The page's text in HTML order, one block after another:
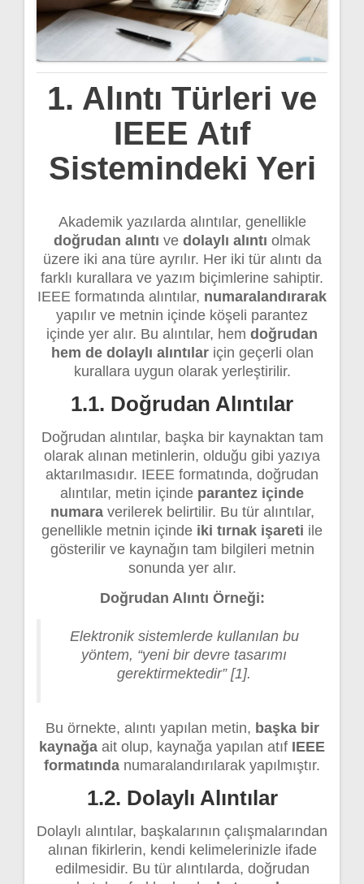
1. Alıntı Türleri ve
IEEE Atıf
Sistemindeki Yeri
Akademik yazılarda alıntılar, genellikle
doğrudan alıntı ve dolaylı alıntı olmak
üzere iki ana türe ayrılır. Her iki tür alıntı da
farklı kurallara ve yazım biçimlerine sahiptir.
IEEE formatında alıntılar, numaralandırarak
yapılır ve metnin içinde köşeli parantez
içinde yer alır. Bu alıntılar, hem doğrudan
hem de dolaylı alıntılariçin geçerli olan
kurallara uygun olarak yerleştirilir.
1.1. Doğrudan Alıntılar
Doğrudan alıntılar, başka bir kaynaktan tam
olarak alınan metinlerin, olduğu gibi yazıya
aktarılmasıdır. IEEE formatında, doğrudan
alıntılar, metin içinde parantez içinde
numaraverilerek belirtilir. Bu tür alıntılar,
genellikle metnin içinde iki tırnak işareti ile
gösterilir ve kaynağın tam bilgileri metnin
sonunda yer alır.
Doğrudan Alıntı Örneği:
Elektronik sistemlerde kullanılan bu
yöntem, “yeni bir devre tasarımı
gerektirmektedir” [1].
Bu örnekte, alıntı yapılan metin, başka bir
kaynağa ait olup, kaynağa yapılan atıf IEEE
formatında numaralandırılarak yapılmıştır.
1.2. Dolaylı Alıntılar
Dolaylı alıntılar, başkalarının çalışmalarından
alınan fikirlerin, kendi kelimelerinizle ifade
edilmesidir. Bu tür alıntılarda, doğrudan